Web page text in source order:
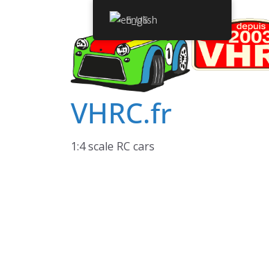
VHRC.fr
1:4 scale RC cars
English